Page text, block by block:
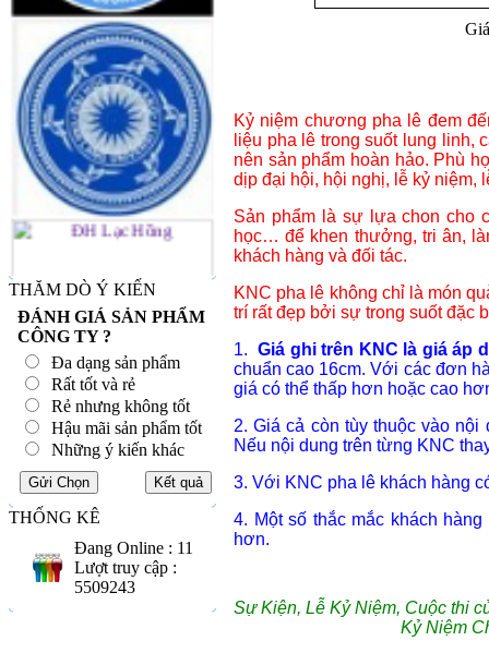
THĂM DÒ Ý KIẾN
ĐÁNH GIÁ SẢN PHẨM
CÔNG TY ?
Đa dạng sản phẩm
Rất tốt và rẻ
Rẻ nhưng không tốt
Hậu mãi sản phẩm tốt
Những ý kiến khác
THỐNG KÊ
Đang Online : 11
Lượt truy cập :
5509243
Kỷ niệm chương pha lê đem
liệu pha lê trong suốt lung linh,
nên sản phẩm hoàn hảo. Phù
dịp đại hội, hội nghị, lễ kỷ niệm,
Sản phẩm là sự lựa chon cho
học… để khen thưởng, tri ân,
khách hàng và đối tác.
KNC pha lê không chỉ là món
trí rất đẹp bởi sự trong suốt đặc
1.Giá ghi trên KNC là giá áp
chuẩn cao 16cm. Với các đơn
giá có thể thấp hơn hoặc cao
2. Giá cả còn tùy thuộc vào
Nếu nội dung trên từng KNC
3. Với KNC pha lê khách hàng
4. Một số thắc mắc khách
hơn.
Sự Kiện, Lễ Kỷ Niệm, Cuộc thi
Kỷ Niệm